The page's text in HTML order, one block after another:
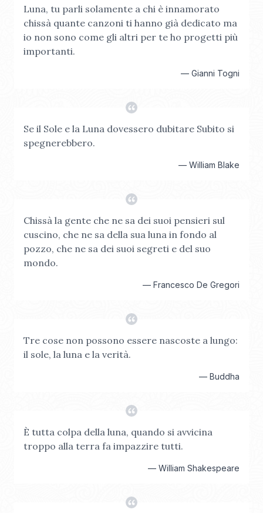
Luna, tu parli solamente a chi è innamorato
chissà quante canzoni ti hanno già dedicato ma
io non sono come gli altri per te ho progetti più
importanti.
— Gianni Togni
Se il Sole e la Luna dovessero dubitare Subito si
spegnerebbero.
— William Blake
Chissà la gente che ne sa dei suoi pensieri sul
cuscino, che ne sa della sua luna in fondo al
pozzo, che ne sa dei suoi segreti e del suo
mondo.
— Francesco De Gregori
Tre cose non possono essere nascoste a lungo:
il sole, la luna e la verità.
— Buddha
È tutta colpa della luna, quando si avvicina
troppo alla terra fa impazzire tutti.
— William Shakespeare